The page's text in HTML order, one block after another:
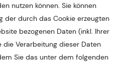
nutzen können. Sie können
der durch das Cookie erzeugten
bezogenen Daten (inkl. Ihrer
die Verarbeitung dieser Daten
Sie das unter dem folgenden